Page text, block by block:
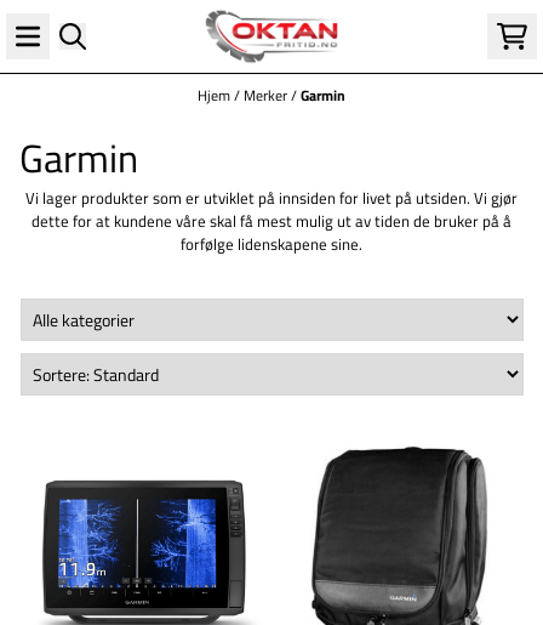
Hopp til innhold
Hjem/ Merker/Garmin
Garmin
Vi lager produkter som er utviklet på innsiden for livet på utsiden. Vi gjør
dette for at kundene våre skal få mest mulig ut av tiden de bruker på å
forfølge lidenskapene sine.